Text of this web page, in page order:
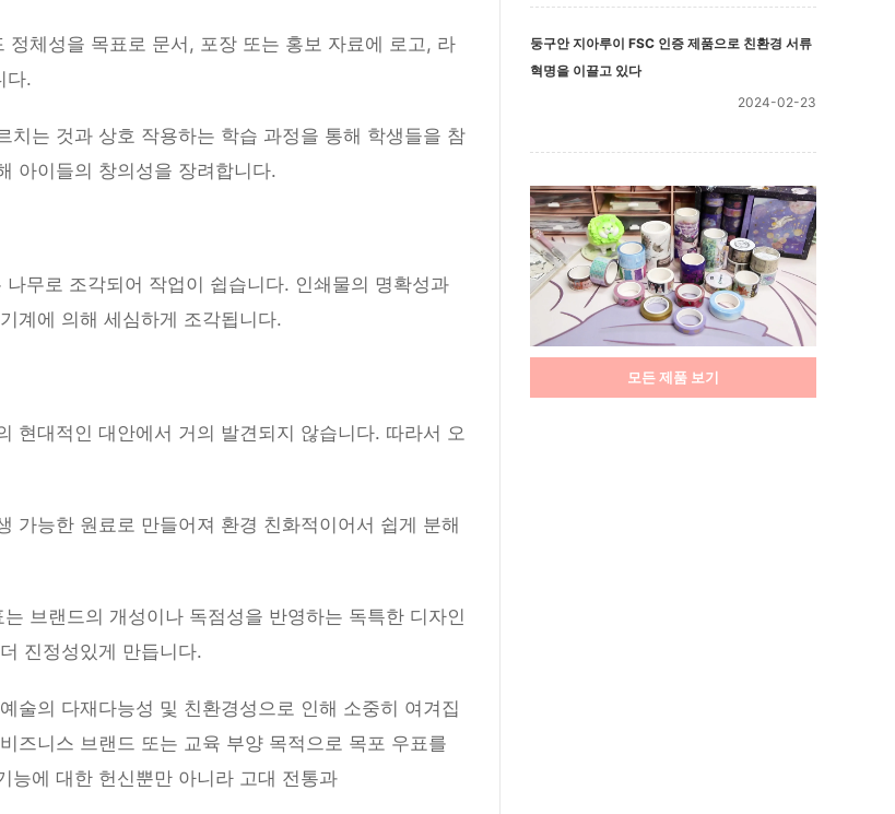
체성을 목표로 문서, 포장 또는 홍보 자료에 로고, 라
다.
는 것과 상호 작용하는 학습 과정을 통해 학생들을 참
아이들의 창의성을 장려합니다.
무로 조각되어 작업이 쉽습니다. 인쇄물의 명확성과
계에 의해 세심하게 조각됩니다.
현대적인 대안에서 거의 발견되지 않습니다. 따라서 오
가능한 원료로 만들어져 환경 친화적이어서 쉽게 분해
브랜드의 개성이나 독점성을 반영하는 독특한 디자인
진정성있게 만듭니다.
술의 다재다능성 및 친환경성으로 인해 소중히 여겨집
즈니스 브랜드 또는 교육 부양 목적으로 목포 우표를
능에 대한 헌신뿐만 아니라 고대 전통과
둥구안 지아루이 FSC 인증 제품으로 친환경 서류
혁명을 이끌고 있다
2024-02-23
모든 제품 보기